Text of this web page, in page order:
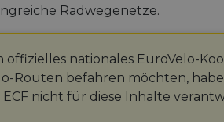
Radwegenetze.
nationales EuroVelo-
Routen befahren möchten,
ECF nicht für diese Inhalte